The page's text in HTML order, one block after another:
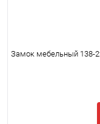
Замок мебельный 138-